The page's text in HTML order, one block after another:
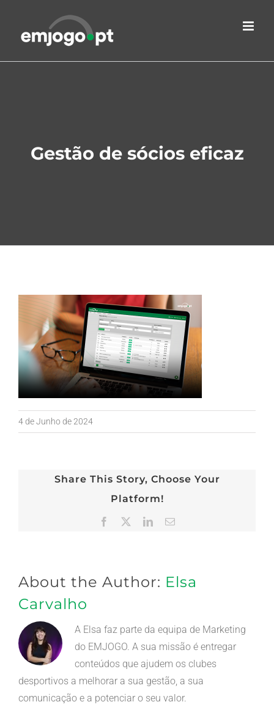
content
Gestão de sócios eficaz
4 de Junho de 2024
Share This Story, Choose Your
Platform!
Facebook LinkedInEmail
About the Author: Elsa
Carvalho
A Elsa faz parte da equipa de Marketing
do EMJOGO. A sua missão é entregar
conteúdos que ajudem os clubes
desportivos a melhorar a sua gestão, a sua
comunicação e a potenciar o seu valor.